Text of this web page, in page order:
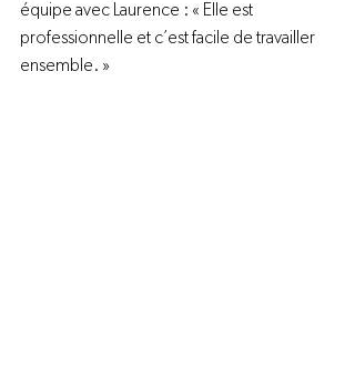
équipe avec Laurence : « Elle est
professionnelle et c’est facile de travailler
ensemble. »